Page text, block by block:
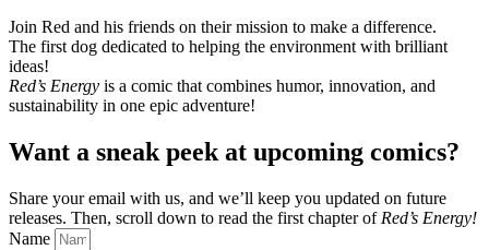
Join Red and his friends on their mission to make a difference.
The first dog dedicated to helping the environment with brilliant
ideas!
Red’s Energy is a comic that combines humor, innovation, and
sustainability in one epic adventure!
Want a sneak peek at upcoming comics?
Share your email with us, and we’ll keep you updated on future
releases. Then, scroll down to read the first chapter of Red’s Energy!
Name